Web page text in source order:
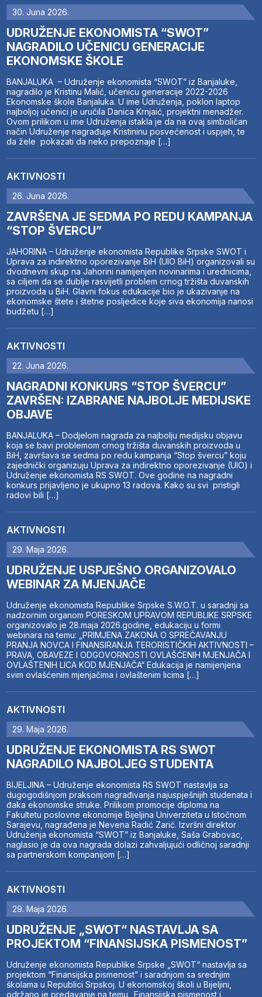
30. Juna 2026.
UDRUŽENJE EKONOMISTA “SWOT”
NAGRADILO UČENICU GENERACIJE
EKONOMSKE ŠKOLE
BANJALUKA – Udruženje ekonomista “SWOT” iz Banjaluke,
nagradilo je Kristinu Malić, učenicu generacije 2022-2026
Ekonomske škole Banjaluka. U ime Udruženja, poklon laptop
najboljoj učenici je uručila Danica Krnjaić, projektni menadžer.
Ovom prilikom u ime Udruženja istakla je da na ovaj simboličan
način Udruženje nagrađuje Kristininu posvećenost i uspjeh, te
da žele pokazati da neko prepoznaje […]
AKTIVNOSTI
26. Juna 2026.
ZAVRŠENA JE SEDMA PO REDU KAMPANJA
“STOP ŠVERCU”
JAHORINA – Udruženje ekonomista Republike Srpske SWOT i
Uprava za indirektno oporezivanje BiH (UIO BiH) organizovali su
dvodnevni skup na Jahorini namijenjen novinarima i urednicima,
sa ciljem da se dublje rasvijetli problem crnog tržišta duvanskih
proizvoda u BiH. Glavni fokus edukacije bio je ukazivanje na
ekonomske štete i štetne posljedice koje siva ekonomija nanosi
budžetu […]
AKTIVNOSTI
22. Juna 2026.
NAGRADNI KONKURS “STOP ŠVERCU”
ZAVRŠEN: IZABRANE NAJBOLJE MEDIJSKE
OBJAVE
BANJALUKA – Dodjelom nagrada za najbolju medijsku objavu
koja se bavi problemom crnog tržišta duvanskih proizvoda u
BiH, završava se sedma po redu kampanja “Stop švercu” koju
zajednički organizuju Uprava za indirektno oporezivanje (UIO) i
Udruženje ekonomista RS SWOT. Ove godine na nagradni
konkurs prijavljeno je ukupno 13 radova. Kako su svi pristigli
radovi bili […]
AKTIVNOSTI
29. Maja 2026.
UDRUŽENJE USPJEŠNO ORGANIZOVALO
WEBINAR ZA MJENJAČE
Udruženje ekonomista Republike Srpske S.W.O.T. u saradnji sa
nadzornim organom PORESKOM UPRAVOM REPUBLIKE SRPSKE
organizovalo je 28.maja 2026.godine, edukaciju u formi
webinara na temu: „PRIMJENA ZAKONA O SPREČAVANJU
PRANJA NOVCA I FINANSIRANJA TERORISTIČKIH AKTIVNOSTI –
PRAVA, OBAVEZE I ODGOVORNOSTI OVLAŠĆENIH MJENJAČA I
OVLAŠTENIH LICA KOD MJENJAČA“ Edukacija je namijenjena
svim ovlašćenim mjenjačima i ovlaštenim licima […]
AKTIVNOSTI
29. Maja 2026.
UDRUŽENJE EKONOMISTA RS SWOT
NAGRADILO NAJBOLJEG STUDENTA
BIJELJINA – Udruženje ekonomista RS SWOT nastavlja sa
dugogodišnjom praksom nagrađivanja najuspješnijih studenata i
đaka ekonomske struke. Prilikom promocije diploma na
Fakultetu poslovne ekonomije Bijeljina Univerziteta u Istočnom
Sarajevu, nagrađena je Nevena Radić Zarić. Izvršni direktor
Udruženja ekonomista “SWOT” iz Banjaluke, Saša Grabovac,
naglasio je da ova nagrada dolazi zahvaljujući odličnoj saradnji
sa partnerskom kompanijom […]
AKTIVNOSTI
29. Maja 2026.
UDRUŽENJE „SWOT“ NASTAVLJA SA
PROJEKTOM “FINANSIJSKA PISMENOST”
Udruženje ekonomista Republike Srpske „SWOT“ nastavlja sa
projektom “Finansijska pismenost” i saradnjom sa srednjim
školama u Republici Srpskoj. U ekonomskoj školi u Bijeljini,
održano je predavanje na temu „Finansijska pismenost i